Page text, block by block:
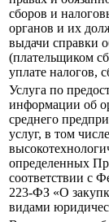
сборов и
органов и их
выдачи справки
(плательщиком
уплате налогов,
Услуга по
информации об
среднего
услуг, в том
определенных
соответствии с
223-ФЗ «О
видами